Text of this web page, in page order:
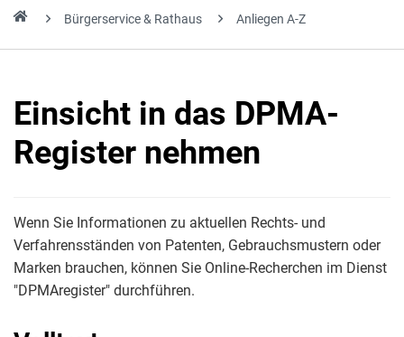
Bürgerservice & Rathaus Anliegen A-Z
Einsicht in das DPMA-
Register nehmen
Wenn Sie Informationen zu aktuellen Rechts- und
Verfahrensständen von Patenten, Gebrauchsmustern oder
Marken brauchen, können Sie Online-Recherchen im Dienst
"DPMAregister" durchführen.